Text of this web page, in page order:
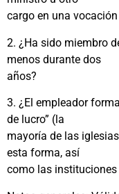
cargo en una
2. ¿Ha sido miembro
menos durante dos
años?
3. ¿El empleador
de lucro” (la
mayoría de las
esta forma, así
como las